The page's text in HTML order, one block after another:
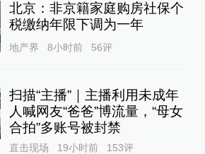
北京：非京籍家庭购房社保个
税缴纳年限下调为一年
地产界 8小时前 56评
扫描“主播”｜主播利用未成年
人喊网友“爸爸”博流量，“母女
合拍”多账号被封禁
直击现场 19小时前 153评